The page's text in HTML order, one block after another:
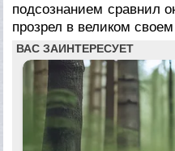
подсознанием сравнил
прозрел в великом своем